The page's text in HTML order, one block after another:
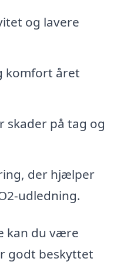
og lavere
komfort året
skader på tag og
der hjælper
udledning.
kan du være
godt beskyttet